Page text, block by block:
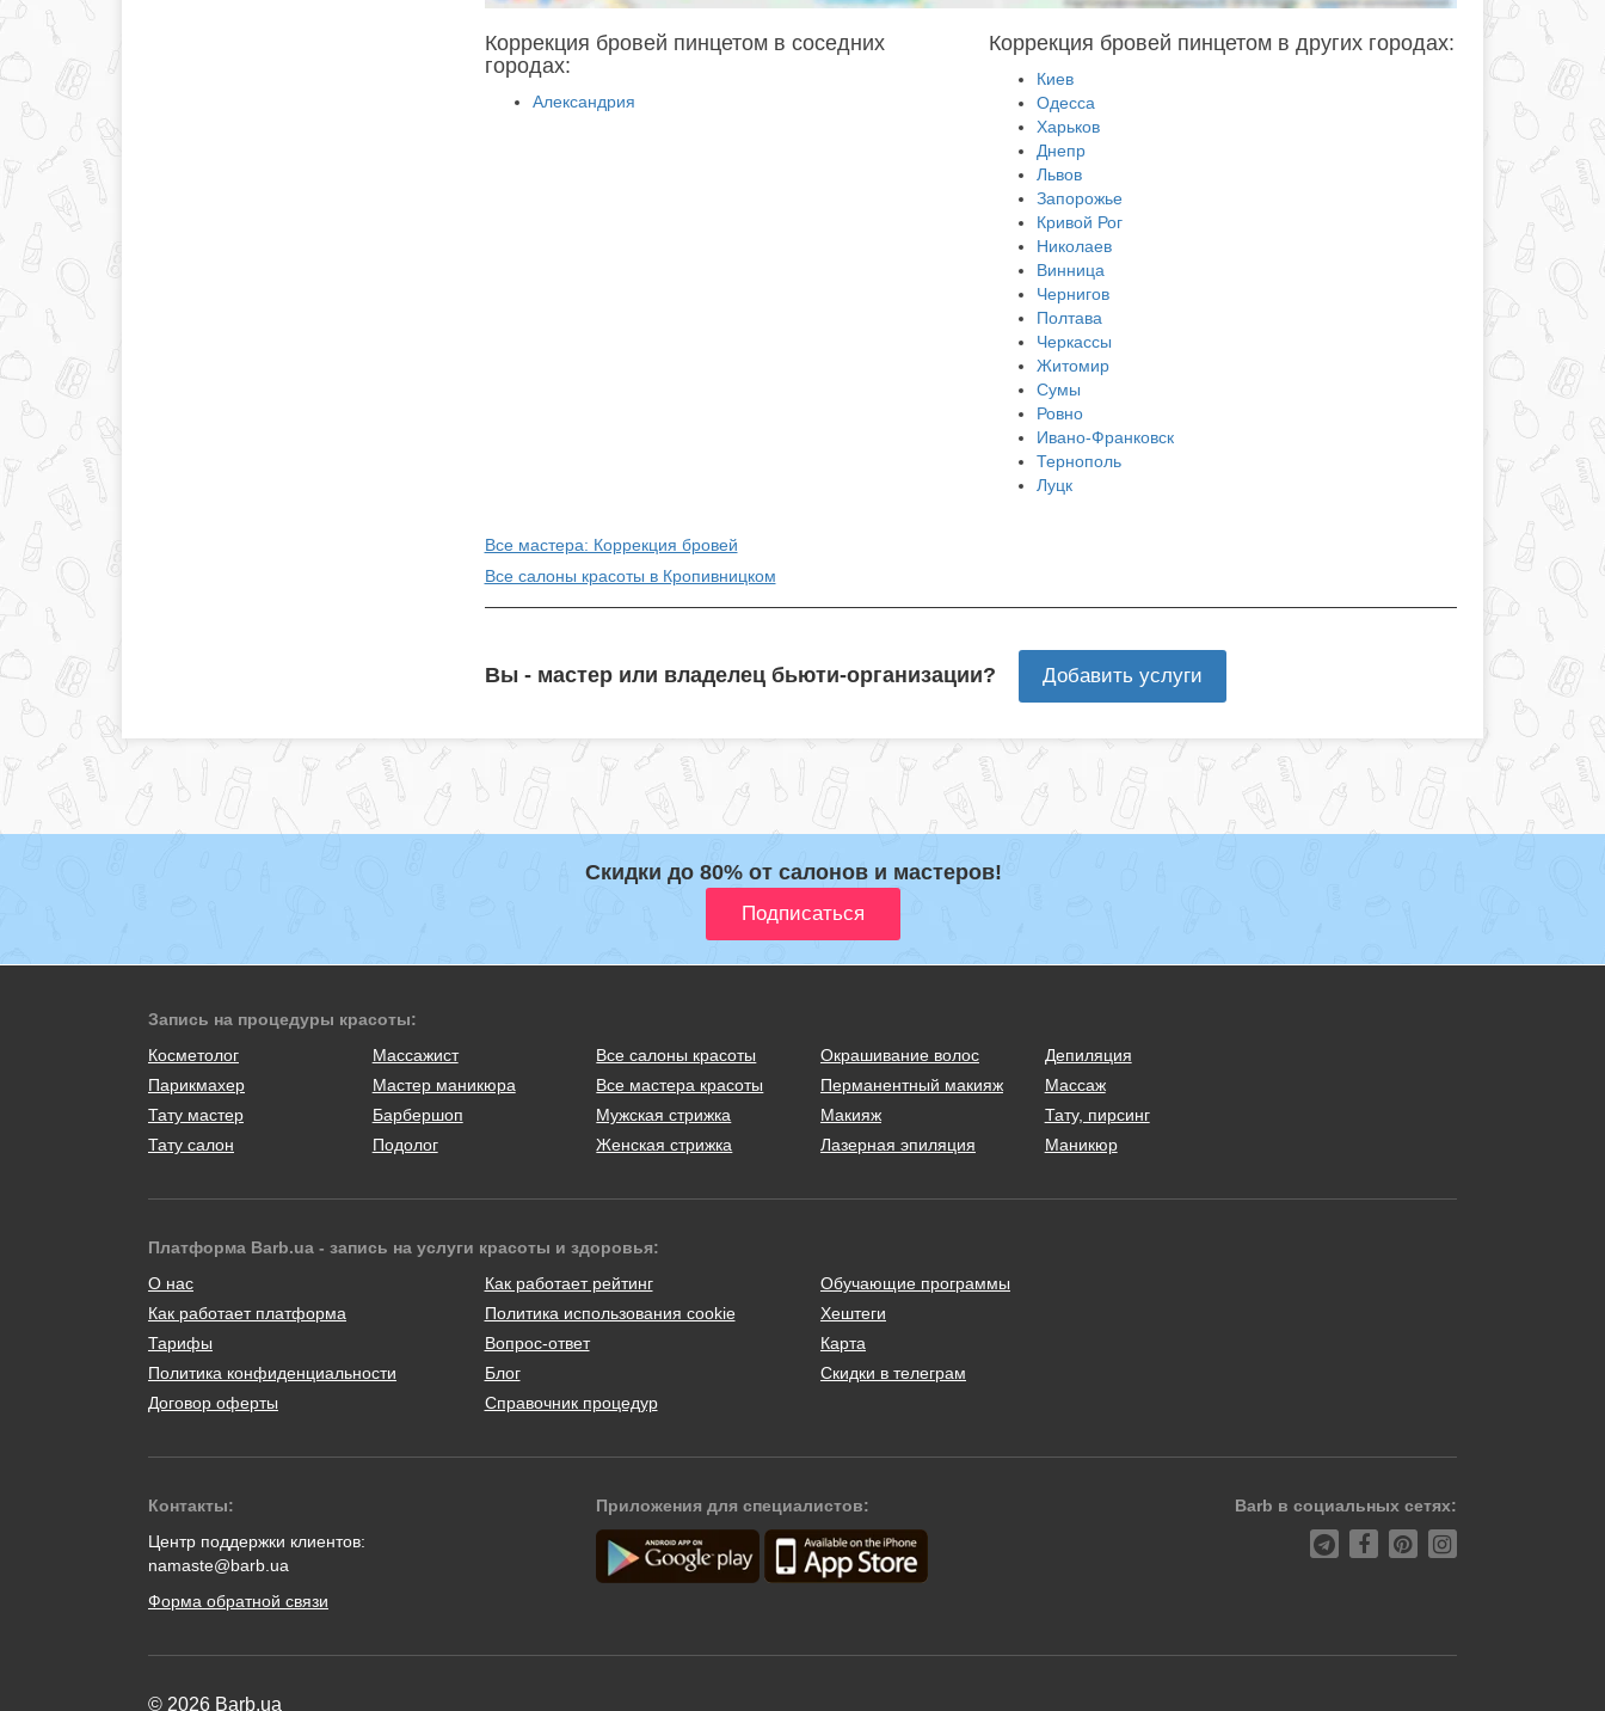
Коррекция бровей пинцетом в соседних
городах:
Александрия
Коррекция бровей пинцетом в других городах:
Киев
Одесса
Харьков
Днепр
Львов
Запорожье
Кривой Рог
Николаев
Винница
Чернигов
Полтава
Черкассы
Житомир
Сумы
Ровно
Ивано-Франковск
Тернополь
Луцк
Все мастера: Коррекция бровей
Все салоны красоты в Кропивницком
Вы - мастер или владелец бьюти-организации? Добавить услуги
Скидки до 80% от салонов и мастеров!
Запись на процедуры красоты:
Косметолог
Массажист
Парикмахер
Мастер маникюра
Тату мастер
Барбершоп
Тату салон
Подолог
Все салоны красоты
Все мастера красоты
Мужская стрижка
Женская стрижка
Окрашивание волос
Перманентный макияж
Макияж
Лазерная эпиляция
Депиляция
Массаж
Тату, пирсинг
Маникюр
Платформа Barb.ua - запись на услуги красоты и здоровья:
О нас
Как работает платформа
Тарифы
Политика конфиденциальности
Договор оферты
Как работает рейтинг
Политика использования cookie
Вопрос-ответ
Блог
Справочник процедур
Обучающие программы
Хештеги
Карта
Скидки в телеграм
Контакты:
Центр поддержки клиентов:
namaste@barb.ua
Форма обратной связи
Приложения для специалистов: Barb в социальных сетях:
© 2026 Barb.ua